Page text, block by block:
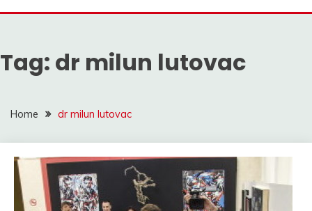
Tag: dr milun lutovac
Home dr milun lutovac